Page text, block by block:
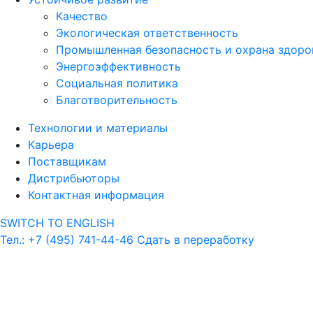
Качество
Экологическая ответственность
Промышленная безопасность и охрана
Энергоэффективность
Социальная политика
Благотворительность
Технологии и материалы
Карьера
Поставщикам
Дистрибьюторы
Контактная информация
SWITCH TO ENGLISH
Тел.: +7 (495) 741-44-46 Сдать в переработку